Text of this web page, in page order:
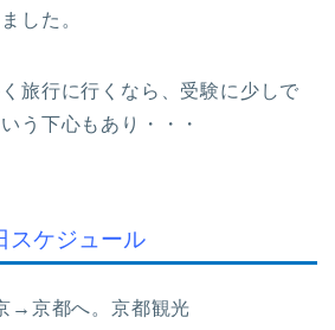
した。
旅行に行くなら、受験に少しで
う下心もあり・・・
スケジュール
→京都へ。京都観光